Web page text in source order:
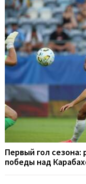
Первый гол сезона:
победы над